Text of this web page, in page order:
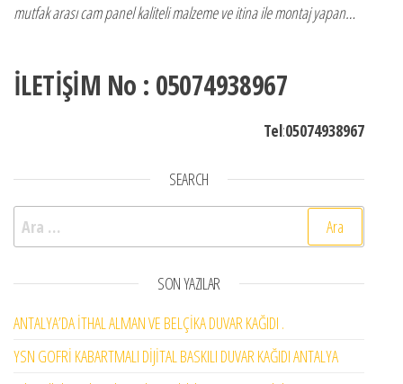
mutfak arası cam panel kaliteli malzeme ve itina ile montaj yapan…
İLETİŞİM No : 05074938967
Tel:05074938967
SEARCH
Arama:
SON YAZILAR
ANTALYA’DA İTHAL ALMAN VE BELÇİKA DUVAR KAĞIDI .
YSN GOFRİ KABARTMALI DİJİTAL BASKILI DUVAR KAĞIDI ANTALYA